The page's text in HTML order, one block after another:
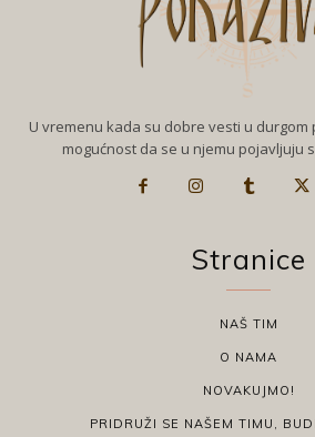
U vremenu kada su dobre vesti u
mogućnost da se u njemu pojavljuju
Stranice
NAŠ TIM
O NAMA
NOVAKUJMO!
PRIDRUŽI SE NAŠEM TIMU,